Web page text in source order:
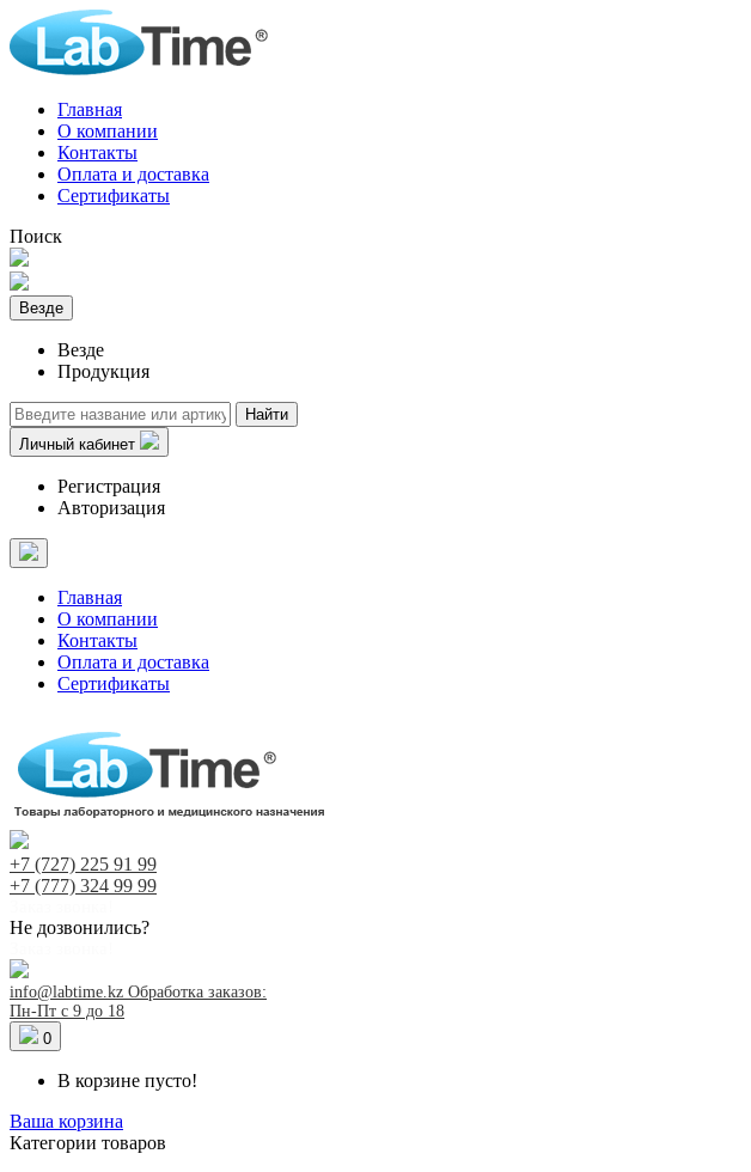
Главная
О компании
Контакты
Оплата и доставка
Сертификаты
Поиск
Везде
Везде
Продукция
Найти
Личный кабинет
Регистрация
Авторизация
Главная
О компании
Контакты
Оплата и доставка
Сертификаты
+7 (727) 225 91 99
+7 (777) 324 99 99
Не дозвонились?
info@labtime.kz Обработка заказов:
Пн-Пт с 9 до 18
0
В корзине пусто!
Ваша корзина
Категории товаров